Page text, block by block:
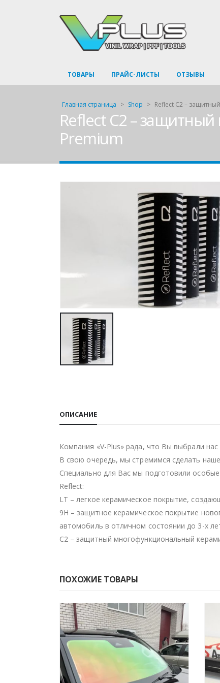
ТОВАРЫ ПРАЙС-ЛИСТЫ ОТЗЫВЫ
Главная страница > Shop > Reflect C2 –
Reflect C2 –
Premium
ОПИСАНИЕ
Компания «V-Plus» рада, что Вы выбрали
В свою очередь, мы стремимся сделать
Специально для Вас мы подготовили
Reflect:
LT – легкое керамическое покрытие,
9H – защитное керамическое покрытие
автомобиль в отличном состоянии до 3-х
C2 – защитный многофункциональный
ПОХОЖИЕ ТОВАРЫ